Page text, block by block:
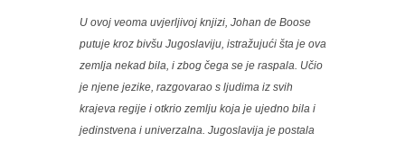
U ovoj veoma uvjerljivoj knjizi, Johan de Boose
putuje kroz bivšu Jugoslaviju, istražujući šta je ova
zemlja nekad bila, i zbog čega se je raspala. Učio
je njene jezike, razgovarao s ljudima iz svih
krajeva regije i otkrio zemlju koja je ujedno bila i
jedinstvena i univerzalna. Jugoslavija je postala